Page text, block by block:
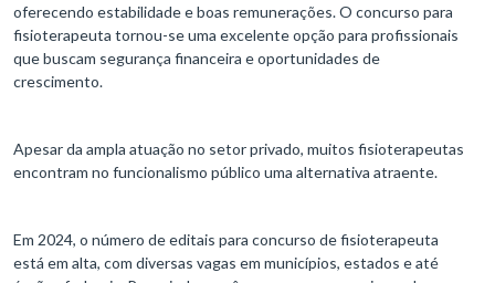
oferecendo estabilidade e boas remunerações. O concurso para
fisioterapeuta tornou-se uma excelente opção para profissionais
que buscam segurança financeira e oportunidades de
crescimento.
Apesar da ampla atuação no setor privado, muitos fisioterapeutas
encontram no funcionalismo público uma alternativa atraente.
Em 2024, o número de editais para concurso de fisioterapeuta
está em alta, com diversas vagas em municípios, estados e até